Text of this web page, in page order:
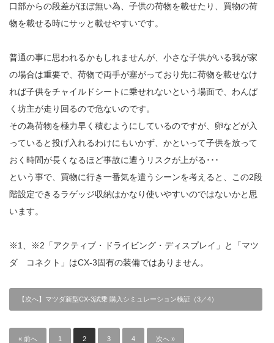
口部からの段差がほぼ無い為、子供の荷物を載せたり、買物の荷
物を載せる時にサッと載せやすいです。
普通の事に思われるかもしれませんが、小さな子供がいる我が家
の場合は重要で、荷物で両手が塞がっており先に荷物を載せなけ
れば子供をチャイルドシートに乗せれないという場面で、わんぱ
く坊主が走り回るので危ないのです。
その為荷物を極力早く積むようにしているのですが、卵などが入
っていると投げ入れるわけにもいかず、かといって子供を放って
おく時間が長くなるほど事故に遭うリスクが上がる･･･
という事で、買物に行き一番気を遣うシーンを考えると、この2段
階設定できるラゲッジ収納はかなり使いやすいのではないかと思
います。
※1、※2「アクティブ・ドライビング・ディスプレイ」と「マツ
ダ コネクト」はCX-3固有の装備ではありません。
【次へ】マツダ新型CX-3試乗 購入シミュレーション検証（3／4）
« 前へ 1 2 3 4 次へ »